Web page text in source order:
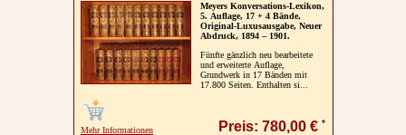
Meyers Konversations-Lexikon,
5. Auflage, 17 + 4 Bände,
Original-Luxusausgabe, Neuer
Abdruck, 1894 – 1901.
Fünfte gänzlich neu bearbeitete
und erweiterte Auflage,
Grundwerk in 17 Bänden mit
17.800 Seiten. Enthalten si...
Mehr Informationen Preis: 780,00 € *